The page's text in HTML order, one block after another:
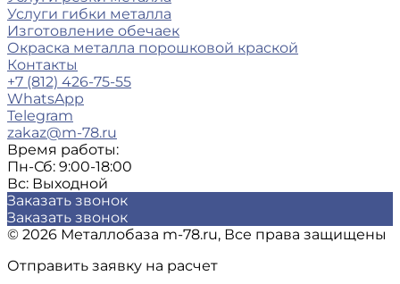
Услуги гибки металла
Изготовление обечаек
Окраска металла порошковой краской
Контакты
+7 (812) 426-75-55
WhatsApp
Telegram
zakaz@m-78.ru
Время работы:
Пн-Сб: 9:00-18:00
Вс: Выходной
Заказать звонок
Заказать звонок
© 2026 Металлобаза m-78.ru, Все права защищены
Отправить заявку на расчет